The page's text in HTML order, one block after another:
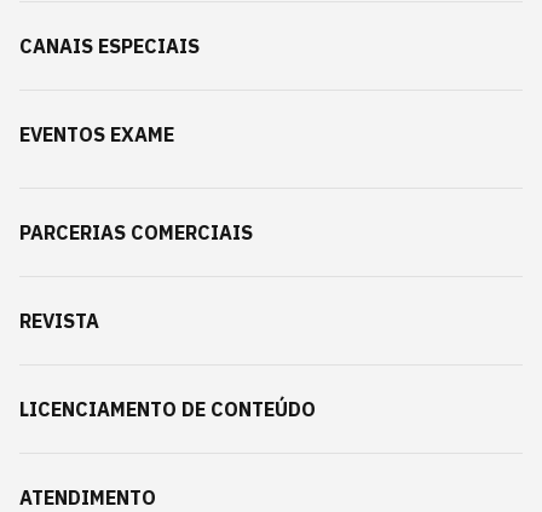
CANAIS ESPECIAIS
EVENTOS EXAME
PARCERIAS COMERCIAIS
REVISTA
LICENCIAMENTO DE CONTEÚDO
ATENDIMENTO